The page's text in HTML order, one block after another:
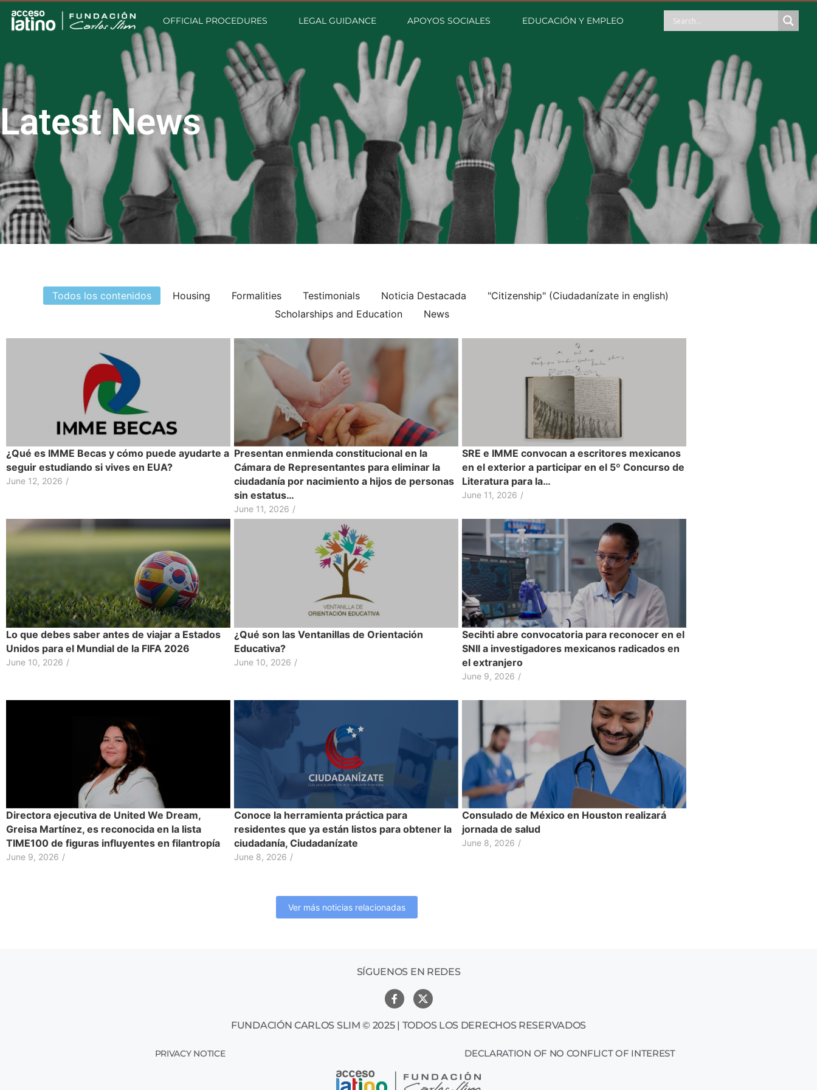
OFFICIAL PROCEDURES LEGAL GUIDANCE APOYOS SOCIALES EDUCACIÓN Y EMPLEO
Latest News
Todos los contenidos Housing Formalities Testimonials Noticia Destacada
"Citizenship" (Ciudadanízate in english)
Scholarships and Education
News
¿Qué es IMME Becas y cómo puede ayudarte a
seguir estudiando si vives en EUA?
June 12, 2026 /
Presentan enmienda constitucional en la
Cámara de Representantes para eliminar la
ciudadanía por nacimiento a hijos de personas
sin estatus…
June 11, 2026 /
SRE e IMME convocan a escritores mexicanos
en el exterior a participar en el 5º Concurso de
Literatura para la…
June 11, 2026 /
Lo que debes saber antes de viajar a Estados
Unidos para el Mundial de la FIFA 2026
June 10, 2026 /
¿Qué son las Ventanillas de Orientación
Educativa?
June 10, 2026 /
Secihti abre convocatoria para reconocer en el
SNII a investigadores mexicanos radicados en
el extranjero
June 9, 2026 /
Directora ejecutiva de United We Dream,
Greisa Martínez, es reconocida en la lista
TIME100 de figuras influyentes en filantropía
June 9, 2026 /
Conoce la herramienta práctica para
residentes que ya están listos para obtener la
ciudadanía, Ciudadanízate
June 8, 2026 /
Consulado de México en Houston realizará
jornada de salud
June 8, 2026 /
Ver más noticias relacionadas
SÍGUENOS EN REDES
FUNDACIÓN CARLOS SLIM © 2025 | TODOS LOS DERECHOS RESERVADOS
PRIVACY NOTICE DECLARATION OF NO CONFLICT OF INTEREST